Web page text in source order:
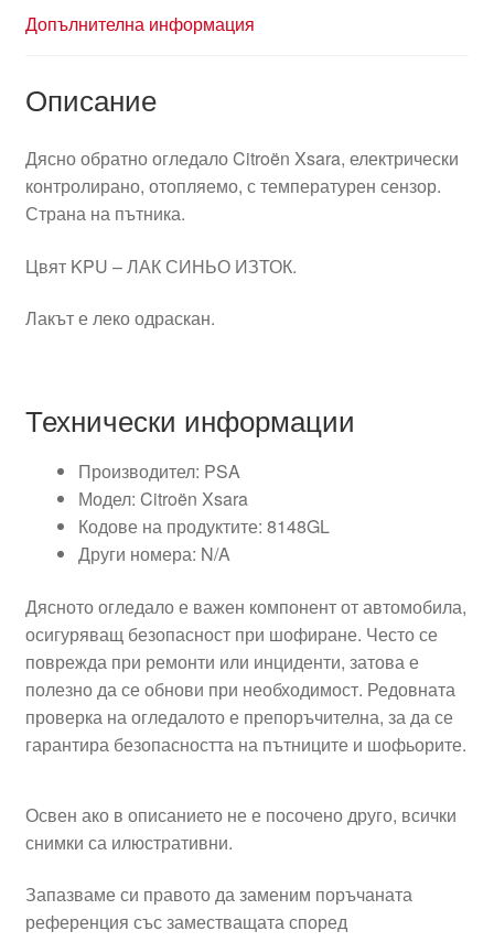
Допълнителна информация
Описание
Дясно обратно огледало Citroën Xsara, електрически
контролирано, отопляемо, с температурен сензор.
Страна на пътника.
Цвят KPU – ЛАК СИНЬО ИЗТОК.
Лакът е леко одраскан.
Технически информации
Производител: PSA
Модел: Citroën Xsara
Кодове на продуктите: 8148GL
Други номера: N/A
Дясното огледало е важен компонент от автомобила,
осигуряващ безопасност при шофиране. Често се
поврежда при ремонти или инциденти, затова е
полезно да се обнови при необходимост. Редовната
проверка на огледалото е препоръчителна, за да се
гарантира безопасността на пътниците и шофьорите.
Освен ако в описанието не е посочено друго, всички
снимки са илюстративни.
Запазваме си правото да заменим поръчаната
референция със заместващата според